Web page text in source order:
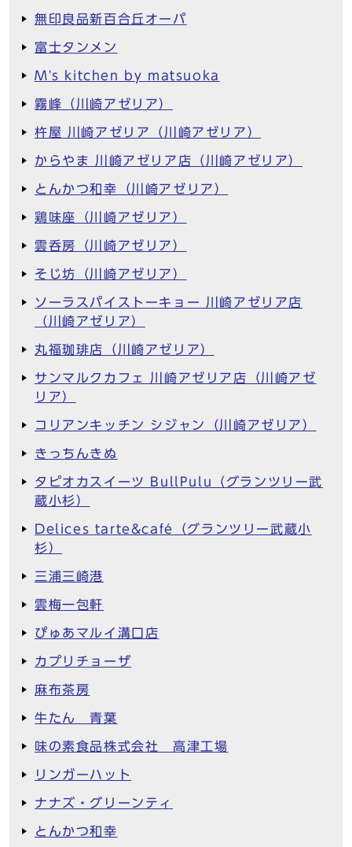
無印良品新百合丘オーパ
富士タンメン
M's kitchen by matsuoka
霧峰（川崎アゼリア）
杵屋 川崎アゼリア（川崎アゼリア）
からやま 川崎アゼリア店（川崎アゼリア）
とんかつ和幸（川崎アゼリア）
鶏味座（川崎アゼリア）
雲呑房（川崎アゼリア）
そじ坊（川崎アゼリア）
ソーラスパイストーキョー 川崎アゼリア店
（川崎アゼリア）
丸福珈琲店（川崎アゼリア）
サンマルクカフェ 川崎アゼリア店（川崎アゼ
リア）
コリアンキッチン シジャン（川崎アゼリア）
きっちんきぬ
タピオカスイーツ BullPulu（グランツリー武
蔵小杉）
Delices tarte&café（グランツリー武蔵小
杉）
三浦三崎港
雲梅一包軒
ぴゅあマルイ溝口店
カプリチョーザ
麻布茶房
牛たん 青葉
味の素食品株式会社 高津工場
リンガーハット
ナナズ・グリーンティ
とんかつ和幸